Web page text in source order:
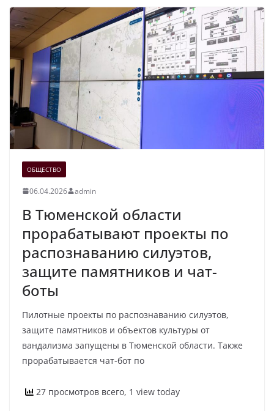
ОБЩЕСТВО
06.04.2026 admin
В Тюменской области
прорабатывают проекты по
распознаванию силуэтов,
защите памятников и чат-
боты
Пилотные проекты по распознаванию силуэтов,
защите памятников и объектов культуры от
вандализма запущены в Тюменской области. Также
прорабатывается чат-бот по
27 просмотров всего, 1 view today